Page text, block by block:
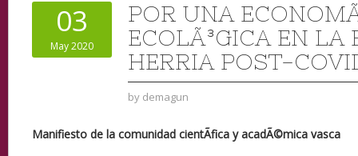
03
May 2020
POR UNA
ECOLÃ³GICA EN LA
HERRIA POST-
by demagun
Manifiesto de la comunidad cientÃ­fica y acadÃ©mica vasca